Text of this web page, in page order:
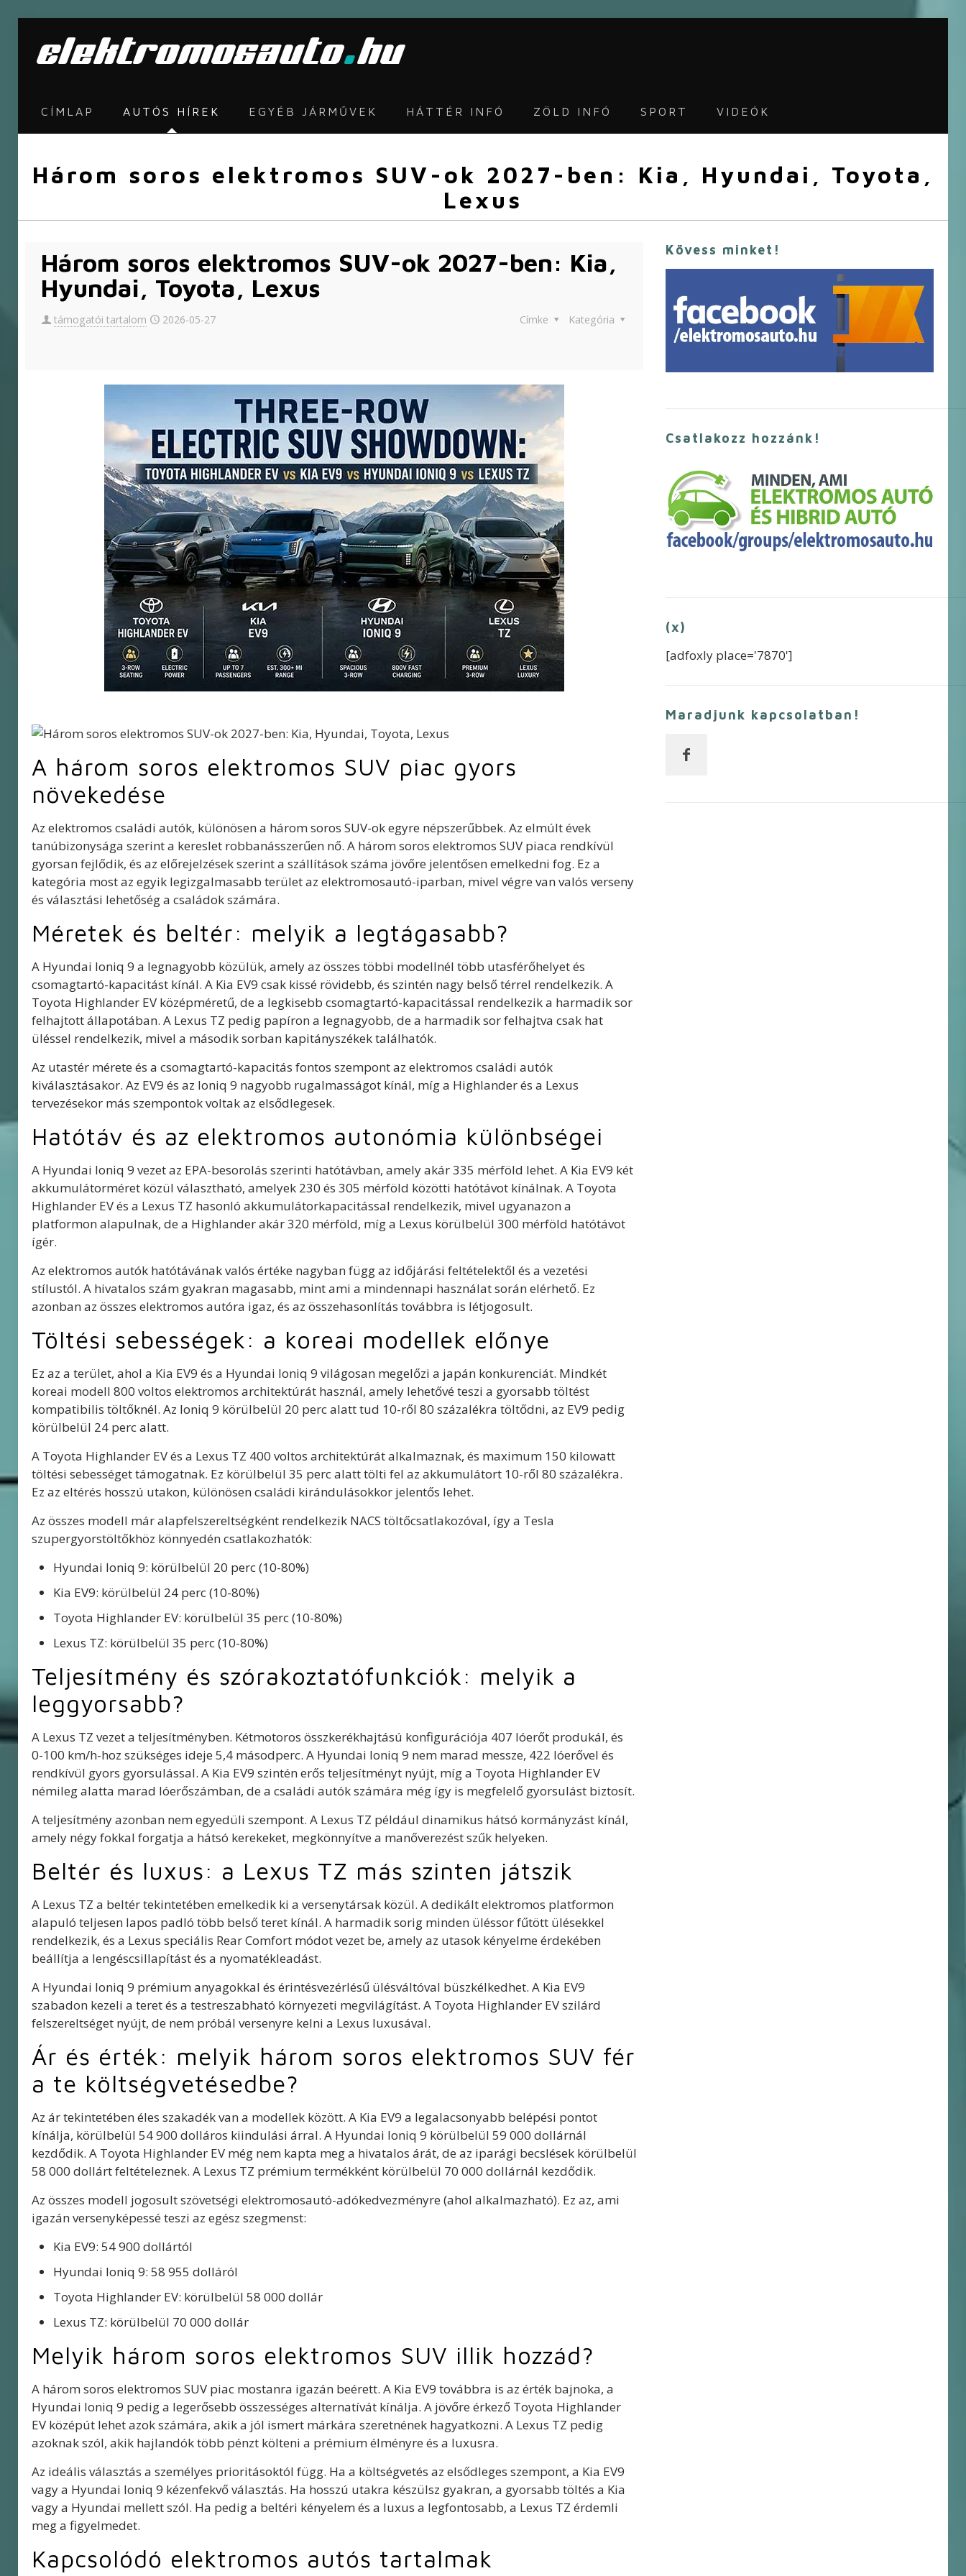
CÍMLAP AUTÓS HÍREK EGYÉB JÁRMŰVEK HÁTTÉR INFÓ ZÖLD INFÓ SPORT VIDEÓK
Három soros elektromos SUV-ok 2027-ben: Kia, Hyundai, Toyota,
Lexus
Három soros elektromos SUV-ok 2027-ben: Kia,
Hyundai, Toyota, Lexus
támogatói tartalom 2026-05-27 Kategória
Címke
A három soros elektromos SUV piac gyors
növekedése
Az elektromos családi autók, különösen a három soros SUV-ok egyre népszerűbbek. Az elmúlt évek
tanúbizonysága szerint a kereslet robbanásszerűen nő. A három soros elektromos SUV piaca rendkívül
gyorsan fejlődik, és az előrejelzések szerint a szállítások száma jövőre jelentősen emelkedni fog. Ez a
kategória most az egyik legizgalmasabb terület az elektromosautó-iparban, mivel végre van valós verseny
és választási lehetőség a családok számára.
Méretek és beltér: melyik a legtágasabb?
A Hyundai Ioniq 9 a legnagyobb közülük, amely az összes többi modellnél több utasférőhelyet és
csomagtartó-kapacitást kínál. A Kia EV9 csak kissé rövidebb, és szintén nagy belső térrel rendelkezik. A
Toyota Highlander EV középméretű, de a legkisebb csomagtartó-kapacitással rendelkezik a harmadik sor
felhajtott állapotában. A Lexus TZ pedig papíron a legnagyobb, de a harmadik sor felhajtva csak hat
üléssel rendelkezik, mivel a második sorban kapitányszékek találhatók.
Az utastér mérete és a csomagtartó-kapacitás fontos szempont az elektromos családi autók
kiválasztásakor. Az EV9 és az Ioniq 9 nagyobb rugalmasságot kínál, míg a Highlander és a Lexus
tervezésekor más szempontok voltak az elsődlegesek.
Hatótáv és az elektromos autonómia különbségei
A Hyundai Ioniq 9 vezet az EPA-besorolás szerinti hatótávban, amely akár 335 mérföld lehet. A Kia EV9 két
akkumulátorméret közül választható, amelyek 230 és 305 mérföld közötti hatótávot kínálnak. A Toyota
Highlander EV és a Lexus TZ hasonló akkumulátorkapacitással rendelkezik, mivel ugyanazon a
platformon alapulnak, de a Highlander akár 320 mérföld, míg a Lexus körülbelül 300 mérföld hatótávot
ígér.
Az elektromos autók hatótávának valós értéke nagyban függ az időjárási feltételektől és a vezetési
stílustól. A hivatalos szám gyakran magasabb, mint ami a mindennapi használat során elérhető. Ez
azonban az összes elektromos autóra igaz, és az összehasonlítás továbbra is létjogosult.
Töltési sebességek: a koreai modellek előnye
Ez az a terület, ahol a Kia EV9 és a Hyundai Ioniq 9 világosan megelőzi a japán konkurenciát. Mindkét
koreai modell 800 voltos elektromos architektúrát használ, amely lehetővé teszi a gyorsabb töltést
kompatibilis töltőknél. Az Ioniq 9 körülbelül 20 perc alatt tud 10-ről 80 százalékra töltődni, az EV9 pedig
körülbelül 24 perc alatt.
A Toyota Highlander EV és a Lexus TZ 400 voltos architektúrát alkalmaznak, és maximum 150 kilowatt
töltési sebességet támogatnak. Ez körülbelül 35 perc alatt tölti fel az akkumulátort 10-ről 80 százalékra.
Ez az eltérés hosszú utakon, különösen családi kirándulásokkor jelentős lehet.
Az összes modell már alapfelszereltségként rendelkezik NACS töltőcsatlakozóval, így a Tesla
szupergyorstöltőkhöz könnyedén csatlakozhatók:
Hyundai Ioniq 9: körülbelül 20 perc (10-80%)
Kia EV9: körülbelül 24 perc (10-80%)
Toyota Highlander EV: körülbelül 35 perc (10-80%)
Lexus TZ: körülbelül 35 perc (10-80%)
Teljesítmény és szórakoztatófunkciók: melyik a
leggyorsabb?
A Lexus TZ vezet a teljesítményben. Kétmotoros összkerékhajtású konfigurációja 407 lóerőt produkál, és
0-100 km/h-hoz szükséges ideje 5,4 másodperc. A Hyundai Ioniq 9 nem marad messze, 422 lóerővel és
rendkívül gyors gyorsulással. A Kia EV9 szintén erős teljesítményt nyújt, míg a Toyota Highlander EV
némileg alatta marad lóerőszámban, de a családi autók számára még így is megfelelő gyorsulást biztosít.
A teljesítmény azonban nem egyedüli szempont. A Lexus TZ például dinamikus hátsó kormányzást kínál,
amely négy fokkal forgatja a hátsó kerekeket, megkönnyítve a manőverezést szűk helyeken.
Beltér és luxus: a Lexus TZ más szinten játszik
A Lexus TZ a beltér tekintetében emelkedik ki a versenytársak közül. A dedikált elektromos platformon
alapuló teljesen lapos padló több belső teret kínál. A harmadik sorig minden üléssor fűtött ülésekkel
rendelkezik, és a Lexus speciális Rear Comfort módot vezet be, amely az utasok kényelme érdekében
beállítja a lengéscsillapítást és a nyomatékleadást.
A Hyundai Ioniq 9 prémium anyagokkal és érintésvezérlésű ülésváltóval büszkélkedhet. A Kia EV9
szabadon kezeli a teret és a testreszabható környezeti megvilágítást. A Toyota Highlander EV szilárd
felszereltséget nyújt, de nem próbál versenyre kelni a Lexus luxusával.
Ár és érték: melyik három soros elektromos SUV fér
a te költségvetésedbe?
Az ár tekintetében éles szakadék van a modellek között. A Kia EV9 a legalacsonyabb belépési pontot
kínálja, körülbelül 54 900 dolláros kiindulási árral. A Hyundai Ioniq 9 körülbelül 59 000 dollárnál
kezdődik. A Toyota Highlander EV még nem kapta meg a hivatalos árát, de az iparági becslések körülbelül
58 000 dollárt feltételeznek. A Lexus TZ prémium termékként körülbelül 70 000 dollárnál kezdődik.
Az összes modell jogosult szövetségi elektromosautó-adókedvezményre (ahol alkalmazható). Ez az, ami
igazán versenyképessé teszi az egész szegmenst:
Kia EV9: 54 900 dollártól
Hyundai Ioniq 9: 58 955 dolláról
Toyota Highlander EV: körülbelül 58 000 dollár
Lexus TZ: körülbelül 70 000 dollár
Melyik három soros elektromos SUV illik hozzád?
A három soros elektromos SUV piac mostanra igazán beérett. A Kia EV9 továbbra is az érték bajnoka, a
Hyundai Ioniq 9 pedig a legerősebb összességes alternatívát kínálja. A jövőre érkező Toyota Highlander
EV középút lehet azok számára, akik a jól ismert márkára szeretnének hagyatkozni. A Lexus TZ pedig
azoknak szól, akik hajlandók több pénzt költeni a prémium élményre és a luxusra.
Az ideális választás a személyes prioritásoktól függ. Ha a költségvetés az elsődleges szempont, a Kia EV9
vagy a Hyundai Ioniq 9 kézenfekvő választás. Ha hosszú utakra készülsz gyakran, a gyorsabb töltés a Kia
vagy a Hyundai mellett szól. Ha pedig a beltéri kényelem és a luxus a legfontosabb, a Lexus TZ érdemli
meg a figyelmedet.
Kapcsolódó elektromos autós tartalmak
Kövess minket!
Csatlakozz hozzánk!
(x)
[adfoxly place='7870']
Maradjunk kapcsolatban!